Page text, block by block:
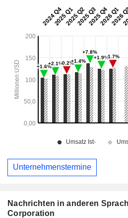
Nachrichten in anderen
Corporation
Unternehmenstermine